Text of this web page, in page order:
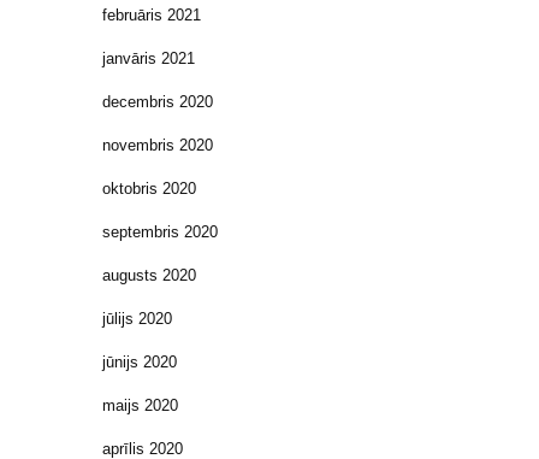
februāris 2021
janvāris 2021
decembris 2020
novembris 2020
oktobris 2020
septembris 2020
augusts 2020
jūlijs 2020
jūnijs 2020
maijs 2020
aprīlis 2020